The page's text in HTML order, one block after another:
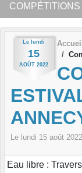
COMPÉTITIONS
Le lundi
15
AOÛT 2022
Le lundi 15 août 2022
Eau libre :